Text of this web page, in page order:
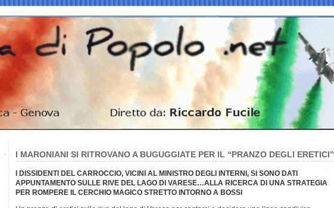
I MARONIANI SI RITROVANO A BUGUGGIATE PER IL “PRANZO DEGLI ERETICI”
I DISSIDENTI DEL CARROCCIO, VICINI AL MINISTRO DEGLI INTERNI, SI SONO DATI
APPUNTAMENTO SULLE RIVE DEL LAGO DI VARESE…ALLA RICERCA DI UNA STRATEGIA
PER ROMPERE IL CERCHIO MAGICO STRETTO INTORNO A BOSSI